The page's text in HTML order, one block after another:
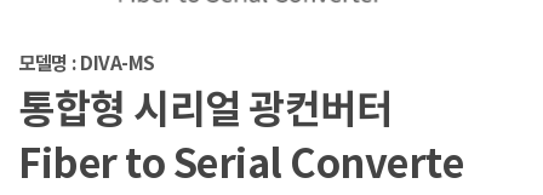
모델명 : DIVA-MS
통합형 시리얼 광컨버터
Fiber to Serial Converte